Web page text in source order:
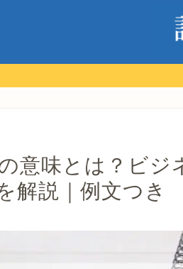
意味とは？ビジ
解説｜例文つき